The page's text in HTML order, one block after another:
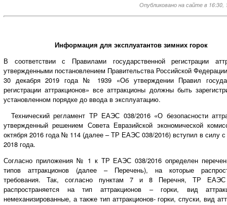
Опубликовано на сайте в 16:30,
Информация для эксплуатантов зимних горок
В соответствии с Правилами государственной регистрации
утвержденными постановлением Правительства Российской
30 декабря 2019 года № 1939 «Об утверждении Правил
регистрации аттракционов» все аттракционы должны быть
установленном порядке до ввода в эксплуатацию.
Технический регламент ТР ЕАЭС 038/2016 «О безопасности
утвержденный решением Совета Евразийской экономической
октября 2016 года № 114 (далее – ТР ЕАЭС 038/2016) вступил в силу
2018 года.
Согласно приложения № 1 к ТР ЕАЭС 038/2016 определен
типов аттракционов (далее – Перечень), на которые
требования. Так, согласно пунктам 7 и 8 Перечня, ТР ЕАЭС
распространяется на тип аттракционов – горки, вид
немеханизированные, а также тип аттракционов- горки, спуски, вид